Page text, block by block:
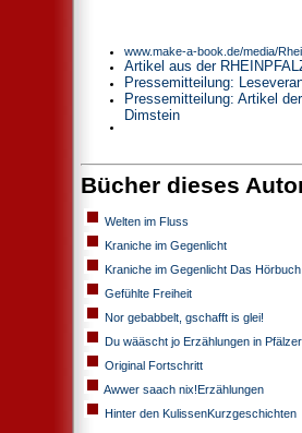
www.make-a-book.de/media/
Artikel aus der
Pressemitteilung:
Pressemitteilung: Artikel
Dimstein
Bücher dieses
Welten im Fluss
Kraniche im Gegenlicht
Kraniche im Gegenlicht Das Hörbuch
Gefühlte Freiheit
Nor gebabbelt, gschafft is glei!
Du wääscht jo Erzählungen in
Original Fortschritt
Awwer saach nix!Erzählungen
Hinter den KulissenKurzgeschichten